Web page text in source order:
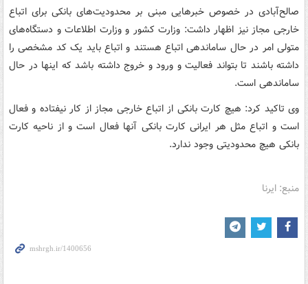
صالح‌آبادی در خصوص خبرهایی مبنی بر محدودیت‌های بانکی برای اتباع
خارجی مجاز نیز اظهار داشت: وزارت کشور و وزارت اطلاعات و دستگاه‌های
متولی امر در حال ساماندهی اتباع هستند و اتباع باید یک کد مشخصی را
داشته باشند تا بتواند فعالیت و ورود و خروج داشته باشد که اینها در حال
ساماندهی است.
وی تاکید کرد: هیچ کارت بانکی از اتباع خارجی مجاز از کار نیفتاده و فعال
است و اتباع مثل هر ایرانی کارت بانکی آنها فعال است و از ناحیه کارت
بانکی هیچ محدودیتی وجود ندارد.
منبع: ایرنا